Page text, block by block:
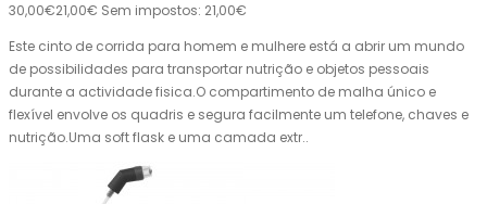
30,00€21,00€ Sem impostos: 21,00€
Este cinto de corrida para homem e mulhere está a abrir um mundo
de possibilidades para transportar nutrição e objetos pessoais
durante a actividade fisica.O compartimento de malha único e
flexível envolve os quadris e segura facilmente um telefone, chaves e
nutrição.Uma soft flask e uma camada extr..